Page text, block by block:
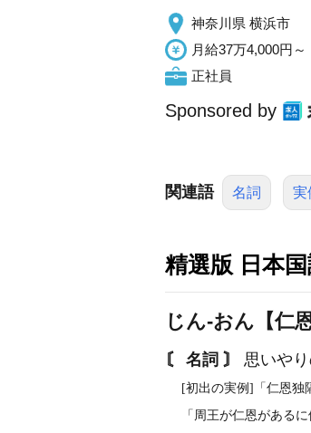
神奈川県 横浜市
月給37万4,000円～
正社員
Sponsored by
関連語 名詞 実
精選版 日本
じん‐おん【仁恩
〘 名詞 〙 思いや
[初出の実例]「仁恩独
「周王が仁恩がある